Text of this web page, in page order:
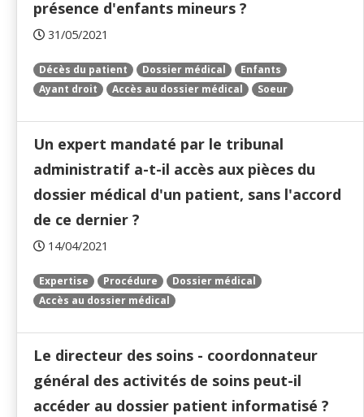
présence d'enfants mineurs ?
31/05/2021
Décès du patient Dossier médical
Enfants
Ayant droit
Accès au dossier médical Soeur
Un expert mandaté par le tribunal
administratif a-t-il accès aux pièces du
dossier médical d'un patient, sans l'accord
de ce dernier ?
14/04/2021
Expertise Procédure
Dossier médical
Accès au dossier médical
Le directeur des soins - coordonnateur
général des activités de soins peut-il
accéder au dossier patient informatisé ?